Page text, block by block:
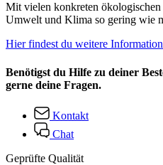
Mit vielen konkreten
Umwelt und Klima so gering wie
Hier findest du weitere
Benötigst du Hilfe zu deiner
gerne deine Fragen.
Kontakt
Chat
Geprüfte Qualität